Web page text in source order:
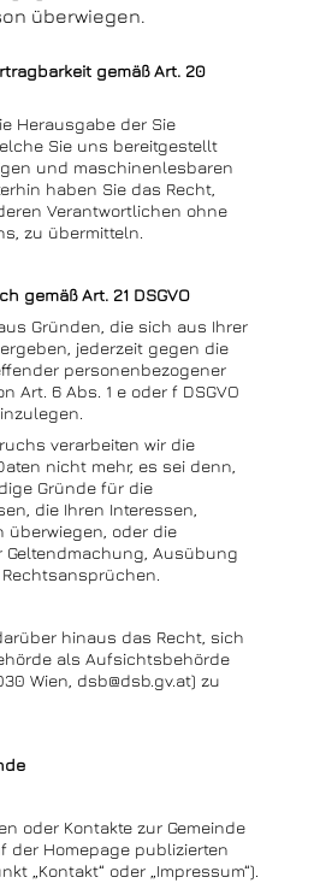
überwiegen.
gemäß Art. 20
Herausgabe der Sie
Sie uns bereitgestellt
und maschinenlesbaren
haben Sie das Recht,
Verantwortlichen ohne
zu übermitteln.
gemäß Art. 21 DSGVO
Gründen, die sich aus Ihrer
jederzeit gegen die
personenbezogener
Art. 6 Abs. 1 e oder f DSGVO
verarbeiten wir die
nicht mehr, es sei denn,
Gründe für die
die Ihren Interessen,
überwiegen, oder die
Ausübung
hinaus das Recht, sich
als Aufsichtsbehörde
Wien, dsb@dsb.gv.at) zu
oder Kontakte zur Gemeinde
der Homepage publizierten
„Kontakt“ oder „Impressum“).